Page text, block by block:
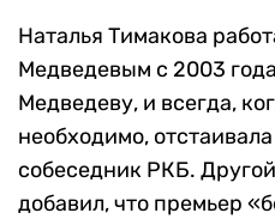
Наталья Тимакова
Медведевым с 2003
Медведеву, и всегда,
необходимо,
собеседник РКБ.
добавил, что премьер